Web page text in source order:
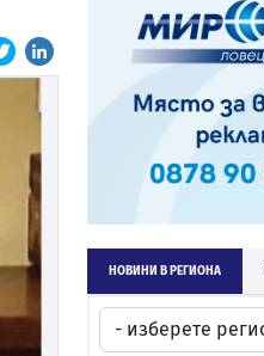
НОВИНИ В РЕГИОНА